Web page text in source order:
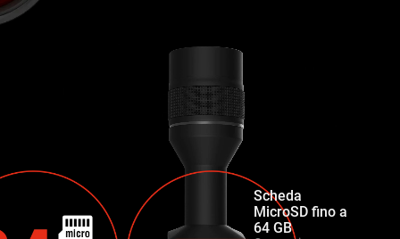
Scheda
MicroSD fino a
64 GB